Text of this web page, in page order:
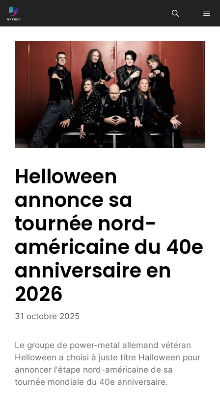
Aller
au
Helloween
annonce sa
tournée nord-
américaine du 40e
anniversaire en
2026
31 octobre 2025
Le groupe de power-metal allemand vétéran
Helloween a choisi à juste titre Halloween pour
annoncer l'étape nord-américaine de sa
tournée mondiale du 40e anniversaire.